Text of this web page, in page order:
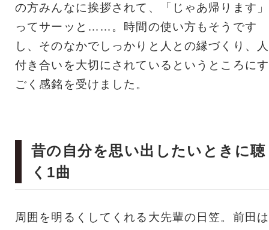
の方みんなに挨拶されて、「じゃあ帰ります」
ってサーッと……。時間の使い方もそうです
し、そのなかでしっかりと人との縁づくり、人
付き合いを大切にされているというところにす
ごく感銘を受けました。
昔の自分を思い出したいときに聴
く1曲
周囲を明るくしてくれる大先輩の日笠。前田は